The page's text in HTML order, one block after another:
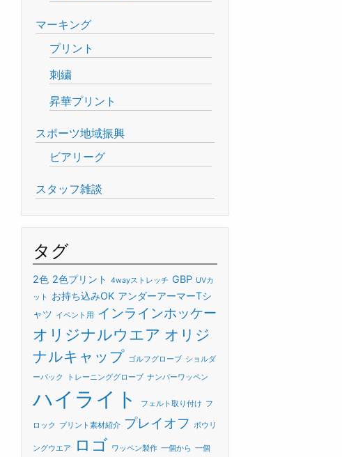
マーキング
プリント
刺繍
昇華プリント
スポーツ地域振興
ビアリーグ
スタッフ雑談
タグ
2色 2色プリント 4wayストレッチ GBP UVカ
ット
お持ち込みOK アンダーアーマーTシ
ャツ イベント用 インラインホッケー
オリジナルウエア オリジ
ナルキャップ ゴルフグローブ ショルダ
ーバック
トレーニンググローブ ナンバーワッペン
ハイライト フェルト取り付け フ
ロック プリント素材紹介 プレイオフ ボウリ
ングウエア ロゴ ワッペン製作 一個から 一個